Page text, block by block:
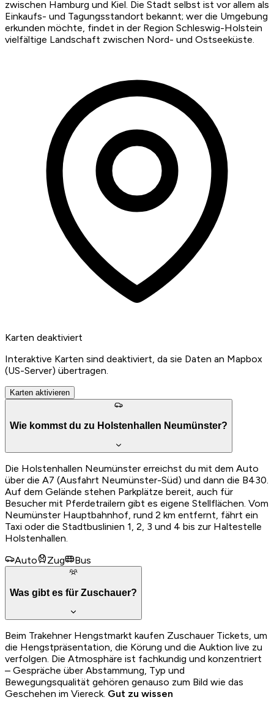
zwischen Hamburg und Kiel. Die Stadt selbst ist vor allem als
Einkaufs- und Tagungsstandort bekannt; wer die Umgebung
erkunden möchte, findet in der Region Schleswig-Holstein
vielfältige Landschaft zwischen Nord- und Ostseeküste.
Karten deaktiviert
Interaktive Karten sind deaktiviert, da sie Daten an Mapbox
(US-Server) übertragen.
Karten aktivieren
Wie kommst du zu Holstenhallen Neumünster?
Die Holstenhallen Neumünster erreichst du mit dem Auto
über die A7 (Ausfahrt Neumünster-Süd) und dann die B430.
Auf dem Gelände stehen Parkplätze bereit, auch für
Besucher mit Pferdetrailern gibt es eigene Stellflächen. Vom
Neumünster Hauptbahnhof, rund 2 km entfernt, fährt ein
Taxi oder die Stadtbuslinien 1, 2, 3 und 4 bis zur Haltestelle
Holstenhallen.
Auto
Zug Bus
Was gibt es für Zuschauer?
Beim Trakehner Hengstmarkt kaufen Zuschauer Tickets, um
die Hengstpräsentation, die Körung und die Auktion live zu
verfolgen. Die Atmosphäre ist fachkundig und konzentriert
– Gespräche über Abstammung, Typ und
Bewegungsqualität gehören genauso zum Bild wie das
Geschehen im Viereck. Gut zu wissen